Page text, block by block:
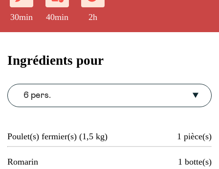
30min 40min 2h
Ingrédients pour
6 pers.
Poulet(s) fermier(s) (1,5 kg) 1 pièce(s)
Romarin 1 botte(s)